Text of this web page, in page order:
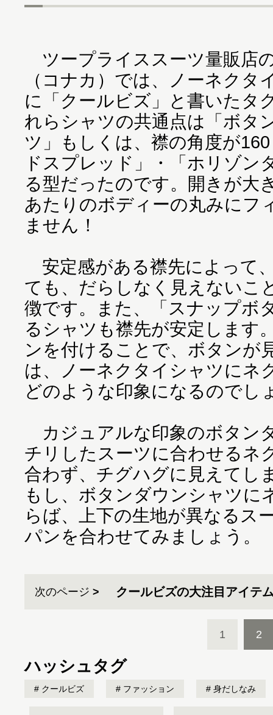
ツープライススーツ量販店
（コナカ）では、ノーネクタ
に「クールビズ」と書いたタ
れらシャツの共通点は「ボタ
ツ」もしくは、襟の角度が
ドスプレッド」・「ホリゾン
る型だったのです。開きが大
あたりのボディーの丸みにフ
ません！
安定感がある襟先によって
ても、だらしなく見えないこ
徴です。また、「スナップボ
るシャツも襟先が安定します
ンを付けることで、ボタンが
は、ノーネクタイシャツにネ
どのような印象になるのでし
カジュアルな印象のボタン
チリしたスーツに合わせるネ
合わず、チグハグに見えてし
もし、ボタンダウンシャツに
らば、上下の生地が異なるス
パンを合わせてみましょう。
次のページ クールビズの大注目アイテ
1 2
ハッシュタグ
クールビズ ファッション 身だしなみ